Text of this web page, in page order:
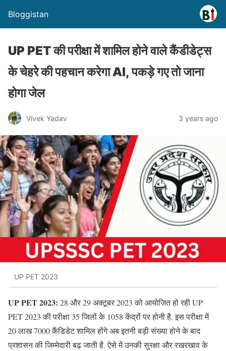
Bloggistan
UP PET की परीक्षा में शामिल होने वाले कैंडीडेट्स
के चेहरे की पहचान करेगा AI, पकड़े गए तो जाना
होगा जेल
Vivek Yadav 3 years ago
UP PET 2023
UP PET 2023: 28 और 29 अक्टूबर 2023 को आयोजित हो रही UP
PET 2023 की परीक्षा 35 जिलों के 1058 केंद्रों पर होनी है. इस परीक्षा में
20 लाख 7000 कैंडिडेट शामिल होंगे अब इतनी बड़ी संख्या होने के बाद
प्रशासन की जिम्मेदारी बढ़ जाती है. ऐसे में उनकी सुरक्षा और रखरखाव के